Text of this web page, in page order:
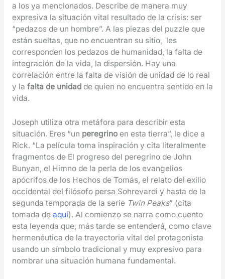
a los ya mencionados. Describe de manera muy
expresiva la situación vital resultado de la crisis: ser
“pedazos de un hombre”. A las piezas del puzzle que
están sueltas, que no encuentran su sitio, les
corresponden los pedazos de humanidad, la falta de
integración de la vida, la dispersión. Hay una
correlación entre la falta de visión de unidad de lo real
y la falta de unidadde quien no encuentra sentido en la
vida.
Joseph utiliza otra metáfora para describir esta
situación. Eres “un peregrinoen esta tierra”, le dice a
Rick. “La película toma inspiración y cita literalmente
fragmentos de El progreso del peregrino de John
Bunyan, el Himno de la perla de los evangelios
apócrifos de los Hechos de Tomás, el relato del exilio
occidental del filósofo persa Sohrevardi y hasta de la
segunda temporada de la serie Twin Peaks” (cita
tomada de aquí). Al comienzo se narra como cuento
esta leyenda que, más tarde se entenderá, como clave
hermenéutica de la trayectoria vital del protagonista
usando un símbolo tradicional y muy expresivo para
nombrar una situación humana fundamental.